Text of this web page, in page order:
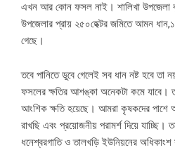
এখন আর কোন ফসল নাই। শালিখা উপজেলা
উপজেলার প্রায় ২৫০হেক্টর জমিতে আমন
গেছে।
তবে পানিতে ডুবে গেলেই সব ধান নষ্ট হবে তা
ফসলের ক্ষতির আশঙ্কা অনেকটা কমে যাবে।
আংশিক ক্ষতি হয়েছে। আমরা কৃষকদের
রাখছি এবং প্রয়োজনীয় পরামর্শ দিয়ে যাচ্ছি।
ধনেশ্বরগাতি ও তালখড়ি ইউনিয়নের